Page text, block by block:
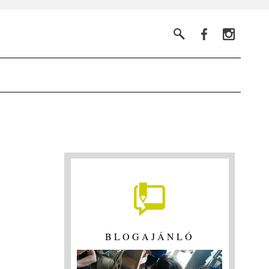
BLOGAJÁNLÓ